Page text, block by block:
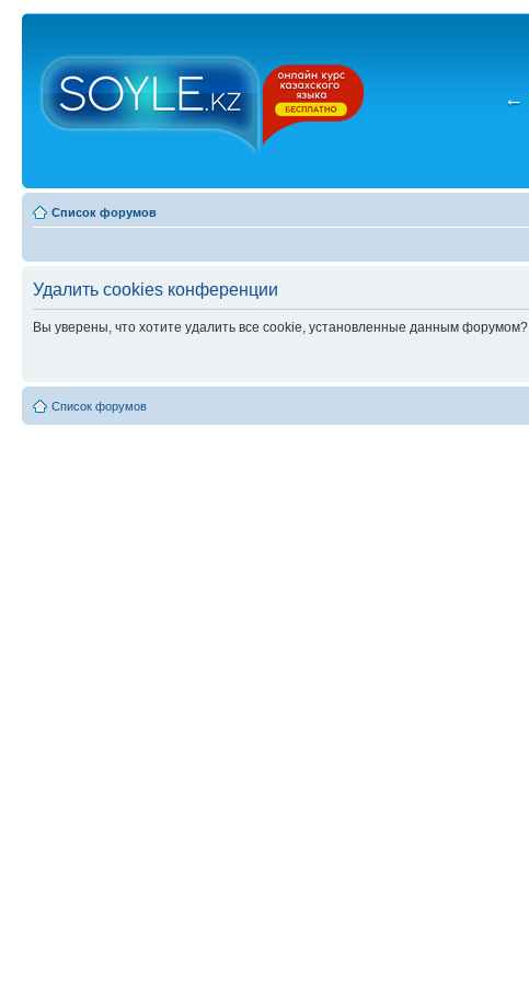
←
Список форумов
Удалить cookies конференции
Вы уверены, что хотите удалить все cookie, установленные данным форумом?
Список форумов